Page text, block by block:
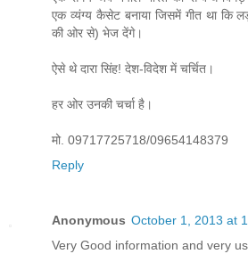
एक व्यंग्य कैसेट बनाया जिसमें गीत था कि
की ओर से) भेज देंगे।
ऐसे थे दारा सिंह! देश-विदेश में चर्चित।
हर ओर उनकी चर्चा है।
मो. 09717725718/09654148379
Reply
Anonymous October 1, 2013 at
Very Good information and very